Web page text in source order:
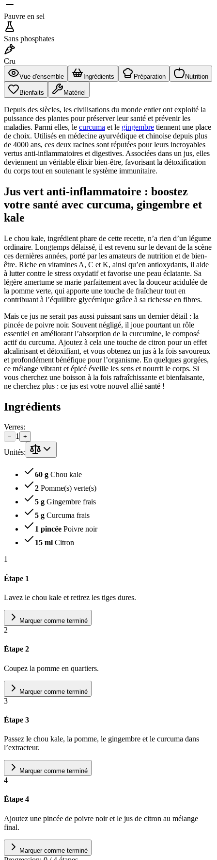
Pauvre en sel
Sans phosphates
Cru
Vue d'ensemble Ingrédients Préparation Nutrition
Bienfaits Matériel
Depuis des siècles, les civilisations du monde entier ont exploité la
puissance des plantes pour préserver leur santé et prévenir les
maladies. Parmi elles, le curcuma et le gingembre tiennent une place
de choix. Utilisés en médecine ayurvédique et chinoise depuis plus
de 4000 ans, ces deux racines sont réputées pour leurs incroyables
vertus anti-inflammatoires et digestives. Associées dans un jus, elles
deviennent un véritable élixir bien-être, favorisant la détoxification
du corps tout en soutenant le système immunitaire.
Jus vert anti-inflammatoire : boostez
votre santé avec curcuma, gingembre et
kale
Le chou kale, ingrédient phare de cette recette, n’a rien d’un légume
ordinaire. Longtemps délaissé, il est revenu sur le devant de la scène
ces dernières années, porté par les amateurs de nutrition et de bien-
être. Riche en vitamines A, C et K, ainsi qu’en antioxydants, il aide
à lutter contre le stress oxydatif et favorise une peau éclatante. Sa
légère amertume se marie parfaitement avec la douceur acidulée de
la pomme verte, qui apporte une touche de fraîcheur tout en
contribuant à l’équilibre glycémique grâce à sa richesse en fibres.
Mais ce jus ne serait pas aussi puissant sans un dernier détail : la
pincée de poivre noir. Souvent négligé, il joue pourtant un rôle
essentiel en améliorant l’absorption de la curcumine, le composé
actif du curcuma. Ajoutez à cela une touche de citron pour un effet
alcalinisant et détoxifiant, et vous obtenez un jus à la fois savoureux
et profondément bénéfique pour l’organisme. En quelques gorgées,
ce mélange vibrant et épicé éveille les sens et nourrit le corps. Si
vous cherchez une boisson à la fois rafraîchissante et bienfaisante,
ne cherchez plus : ce jus est votre nouvel allié santé !
Ingrédients
Verres:
− 1 +
Unités:
60 g Chou kale
2 Pomme(s) verte(s)
5 g Gingembre frais
5 g Curcuma frais
1 pincée Poivre noir
15 ml Citron
1
Étape 1
Lavez le chou kale et retirez les tiges dures.
Marquer comme terminé
2
Étape 2
Coupez la pomme en quartiers.
Marquer comme terminé
3
Étape 3
Passez le chou kale, la pomme, le gingembre et le curcuma dans
l’extracteur.
Marquer comme terminé
4
Étape 4
Ajoutez une pincée de poivre noir et le jus de citron au mélange
final.
Marquer comme terminé